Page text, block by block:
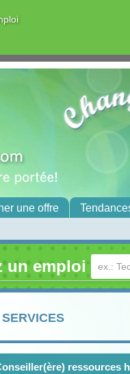
une offre
un emploi
ressources